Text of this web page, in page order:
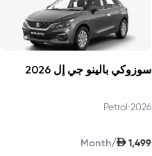
سوزوكي بالينو جي إل 2026
2026
•
Petrol
AED 1,499
/
Month